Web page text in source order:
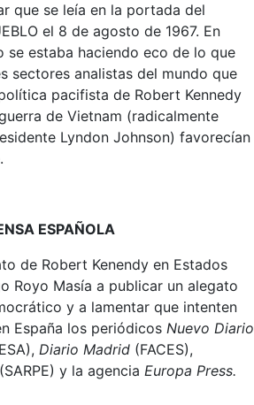
que se leía en la portada del
el 8 de agosto de 1967. En
se estaba haciendo eco de lo que
sectores analistas del mundo que
pacifista de Robert Kennedy
de Vietnam (radicalmente
Lyndon Johnson) favorecían
ESPAÑOLA
de Robert Kenendy en Estados
Royo Masía a publicar un alegato
y a lamentar que intenten
España los periódicos Nuevo Diario
Diario Madrid (FACES),
(SARPE) y la agencia Europa Press.